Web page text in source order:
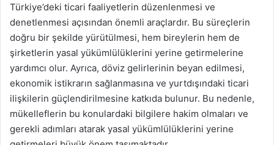
Türkiye’deki ticari faaliyetlerin düzenlenmesi ve
denetlenmesi açısından önemli araçlardır. Bu süreçlerin
doğru bir şekilde yürütülmesi, hem bireylerin hem de
şirketlerin yasal yükümlülüklerini yerine getirmelerine
yardımcı olur. Ayrıca, döviz gelirlerinin beyan edilmesi,
ekonomik istikrarın sağlanmasına ve yurtdışındaki ticari
ilişkilerin güçlendirilmesine katkıda bulunur. Bu nedenle,
mükelleflerin bu konulardaki bilgilere hakim olmaları ve
gerekli adımları atarak yasal yükümlülüklerini yerine